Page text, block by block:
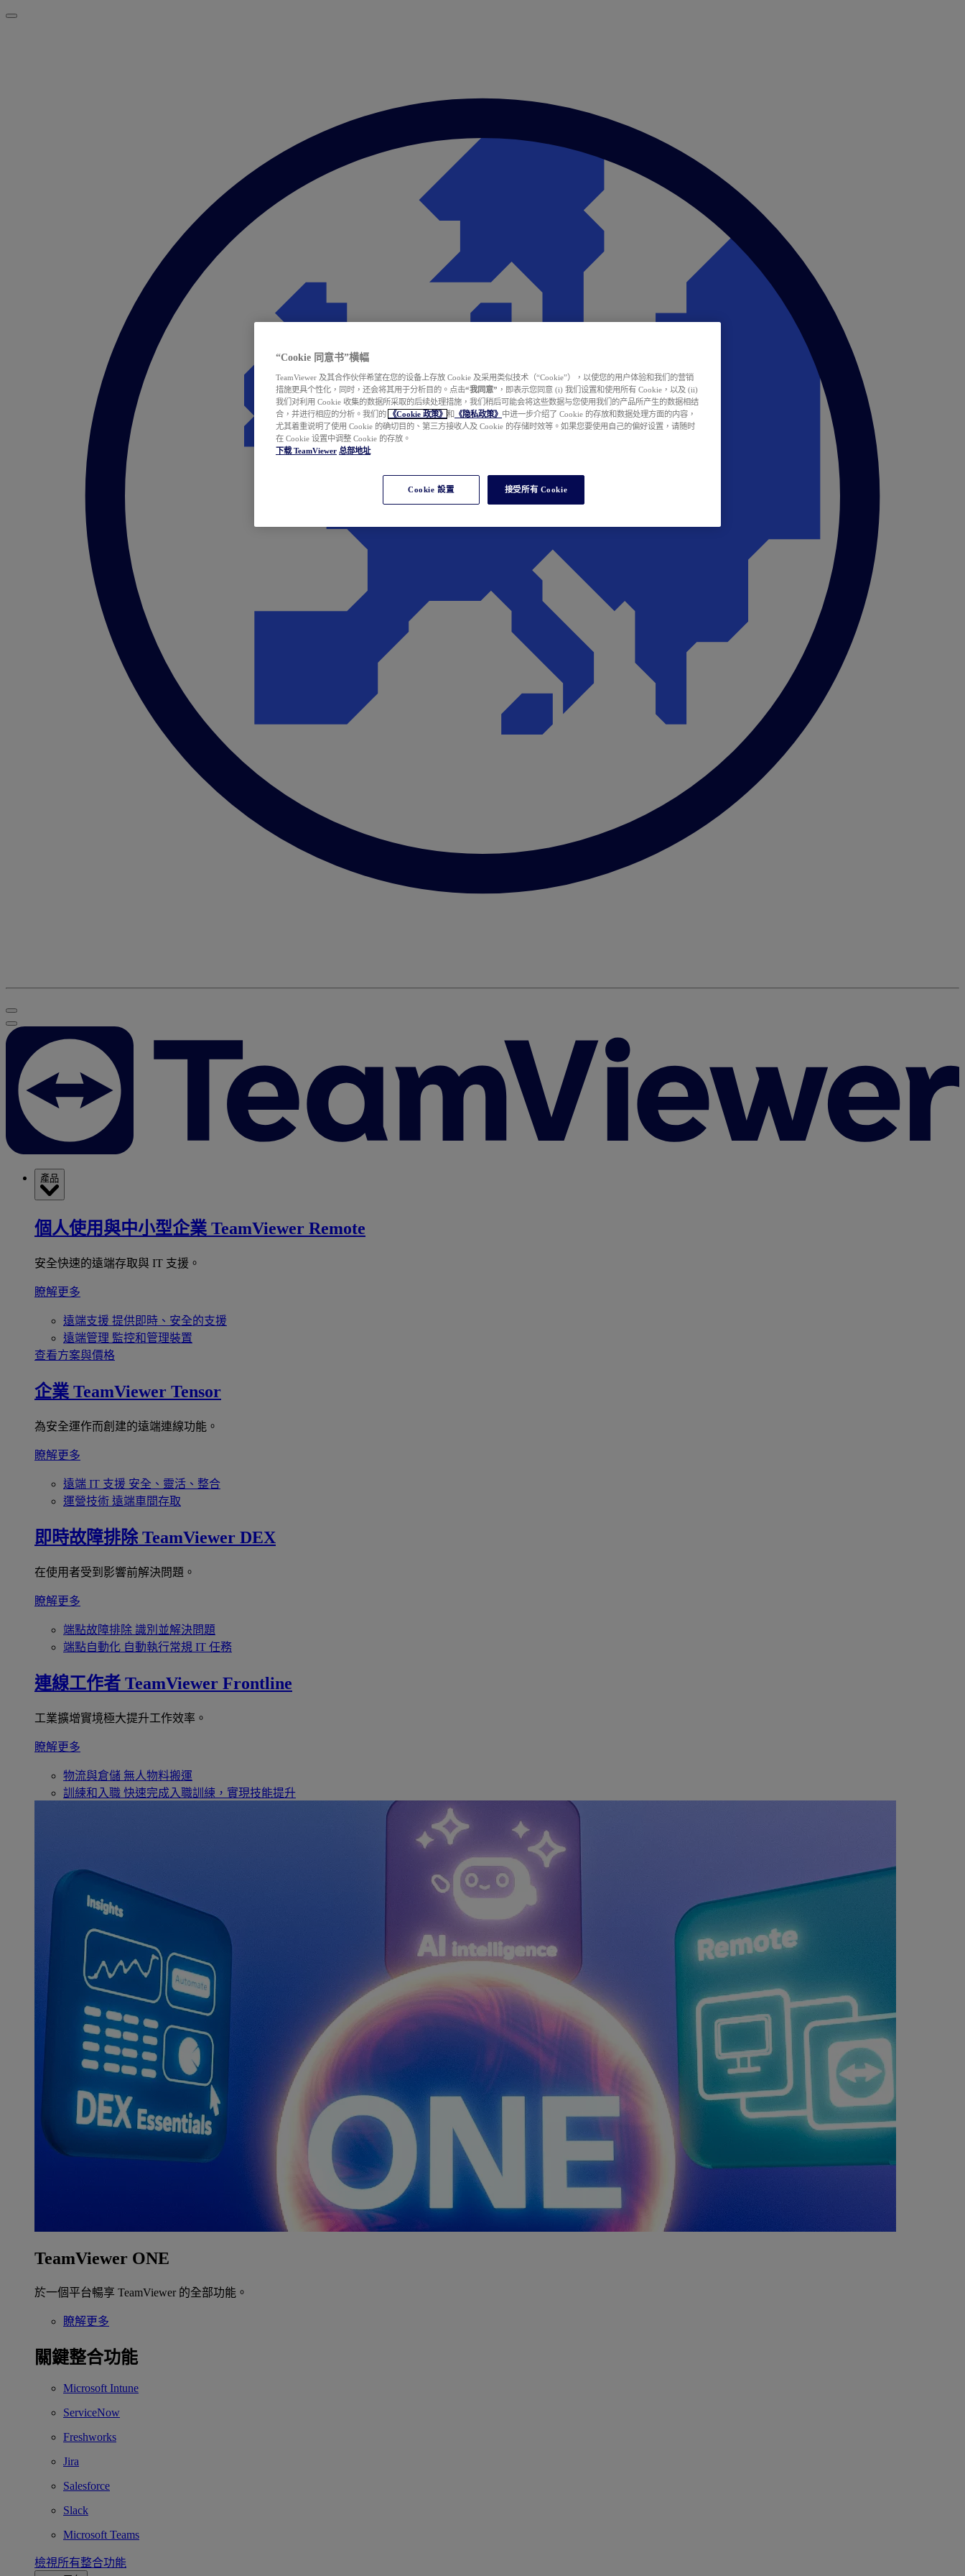
產品
個人使用與中小型企業 TeamViewer Remote
安全快速的遠端存取與 IT 支援。
瞭解更多
遠端支援 提供即時、安全的支援
遠端管理 監控和管理裝置
查看方案與價格
企業 TeamViewer Tensor
為安全運作而創建的遠端連線功能。
瞭解更多
遠端 IT 支援 安全、靈活、整合
運營技術 遠端車間存取
即時故障排除 TeamViewer DEX
在使用者受到影響前解決問題。
瞭解更多
端點故障排除 識別並解決問題
端點自動化 自動執行常規 IT 任務
連線工作者 TeamViewer Frontline
工業擴增實境極大提升工作效率。
瞭解更多
物流與倉儲 無人物料搬運
訓練和入職 快速完成入職訓練，實現技能提升
TeamViewer ONE
於一個平台暢享 TeamViewer 的全部功能。
瞭解更多
關鍵整合功能
Microsoft Intune
ServiceNow
Freshworks
Jira
Salesforce
Slack
Microsoft Teams
檢視所有整合功能
“Cookie 同意书”横幅
TeamViewer 及其合作伙伴希望在您的设备上存放 Cookie 及采用类似技术（“Cookie”），以使您的用户体验和我们的营销
措施更具个性化，同时，还会将其用于分析目的。点击“我同意” ，即表示您同意 (i) 我们设置和使用所有 Cookie，以及 (ii)
我们对利用 Cookie 收集的数据所采取的后续处理措施，我们稍后可能会将这些数据与您使用我们的产品所产生的数据相结
合，并进行相应的分析。我们的
《Cookie 政策》 和 《隐私政策》 中进一步介绍了 Cookie 的存放和数据处理方面的内容，
尤其着重说明了使用 Cookie 的确切目的、第三方接收人及 Cookie 的存储时效等。如果您要使用自己的偏好设置，请随时
在 Cookie 设置中调整 Cookie 的存放。
下载 TeamViewer 总部地址
Cookie 設置 接受所有 Cookie